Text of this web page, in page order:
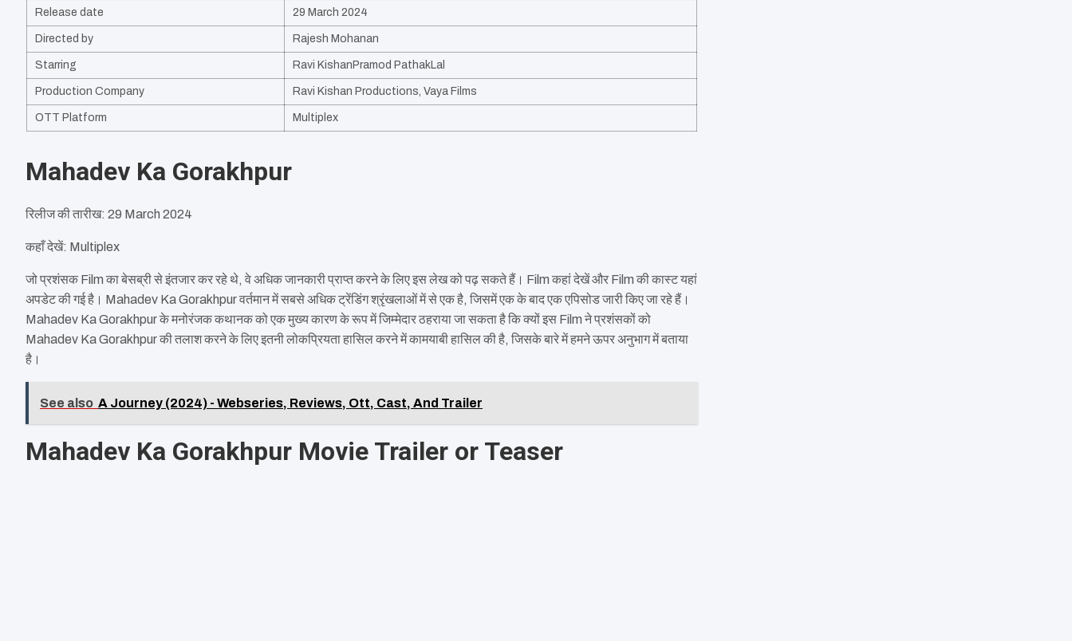
Release date 29 March 2024
Directed by Rajesh Mohanan
Starring Ravi KishanPramod PathakLal
Production Company Ravi Kishan Productions, Vaya Films
OTT Platform Multiplex
Mahadev Ka Gorakhpur
रिलीज की तारीख: 29 March 2024
कहाँ देखें: Multiplex
जो प्रशंसक Film का बेसब्री से इंतजार कर रहे थे, वे अधिक जानकारी प्राप्त करने के लिए इस लेख को पढ़ सकते हैं। Film कहां देखें और Film की कास्ट यहां
अपडेट की गई है। Mahadev Ka Gorakhpur वर्तमान में सबसे अधिक ट्रेंडिंग श्रृंखलाओं में से एक है, जिसमें एक के बाद एक एपिसोड जारी किए जा रहे हैं।
Mahadev Ka Gorakhpur के मनोरंजक कथानक को एक मुख्य कारण के रूप में जिम्मेदार ठहराया जा सकता है कि क्यों इस Film ने प्रशंसकों को
Mahadev Ka Gorakhpur की तलाश करने के लिए इतनी लोकप्रियता हासिल करने में कामयाबी हासिल की है, जिसके बारे में हमने ऊपर अनुभाग में बताया
है।
See also A Journey (2024) - Webseries, Reviews, Ott, Cast, And Trailer
Mahadev Ka Gorakhpur Movie Trailer or Teaser